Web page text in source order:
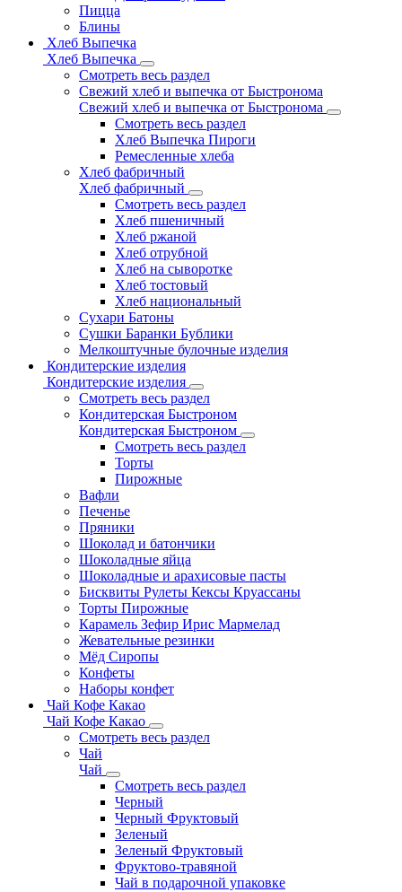
Пицца
Блины
Хлеб Выпечка
Хлеб Выпечка
Смотреть весь раздел
Свежий хлеб и выпечка от Быстронома
Свежий хлеб и выпечка от Быстронома
Смотреть весь раздел
Хлеб Выпечка Пироги
Ремесленные хлеба
Хлеб фабричный
Хлеб фабричный
Смотреть весь раздел
Хлеб пшеничный
Хлеб ржаной
Хлеб отрубной
Хлеб на сыворотке
Хлеб тостовый
Хлеб национальный
Сухари Батоны
Сушки Баранки Бублики
Мелкоштучные булочные изделия
Кондитерские изделия
Кондитерские изделия
Смотреть весь раздел
Кондитерская Быстроном
Кондитерская Быстроном
Смотреть весь раздел
Торты
Пирожные
Вафли
Печенье
Пряники
Шоколад и батончики
Шоколадные яйца
Шоколадные и арахисовые пасты
Бисквиты Рулеты Кексы Круассаны
Торты Пирожные
Карамель Зефир Ирис Мармелад
Жевательные резинки
Мёд Сиропы
Конфеты
Наборы конфет
Чай Кофе Какао
Чай Кофе Какао
Смотреть весь раздел
Чай
Чай
Смотреть весь раздел
Черный
Черный Фруктовый
Зеленый
Зеленый Фруктовый
Фруктово-травяной
Чай в подарочной упаковке